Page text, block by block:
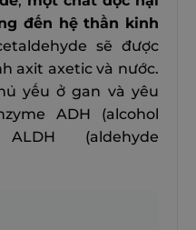
đến hệ thần kinh
sẽ được
axit axetic và nước.
yếu ở gan và yêu
ADH (alcohol
(aldehyde